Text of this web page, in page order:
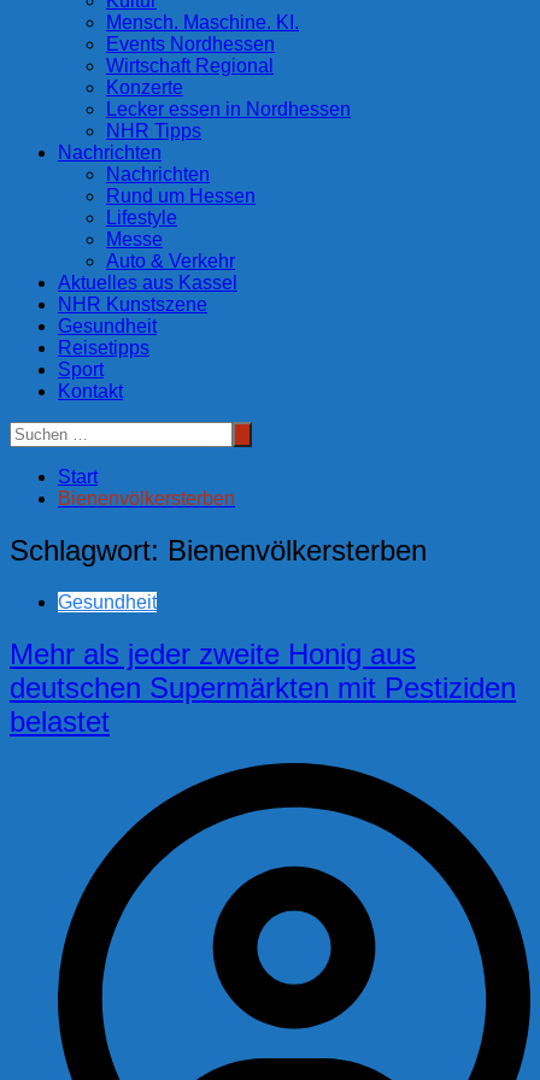
Mensch. Maschine. KI.
Events Nordhessen
Wirtschaft Regional
Konzerte
Lecker essen in Nordhessen
NHR Tipps
Nachrichten
Nachrichten
Rund um Hessen
Lifestyle
Messe
Auto & Verkehr
Aktuelles aus Kassel
NHR Kunstszene
Gesundheit
Reisetipps
Sport
Kontakt
Start
Bienenvölkersterben
Schlagwort: Bienenvölkersterben
Gesundheit
Mehr als jeder zweite Honig aus
deutschen Supermärkten mit Pestiziden
belastet